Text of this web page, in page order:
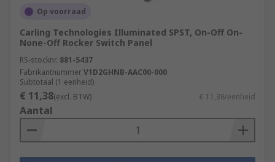
Op voorraad
Carling Technologies Illuminated SPST, On-Off On-
None-Off Rocker Switch Panel
RS-stocknr. 881-5437
FabrikantnummerV1D2GHNB-AAC00-000
Subtotaal (1 eenheid)
€ 11,38(excl. BTW) € 11,38/eenheid
Aantal